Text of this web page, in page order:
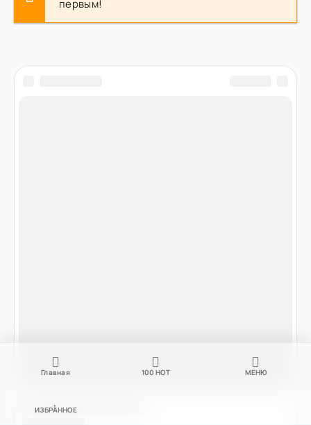
первым!
Главная 100 НОТ МЕНЮ
ИЗБРАННОЕ